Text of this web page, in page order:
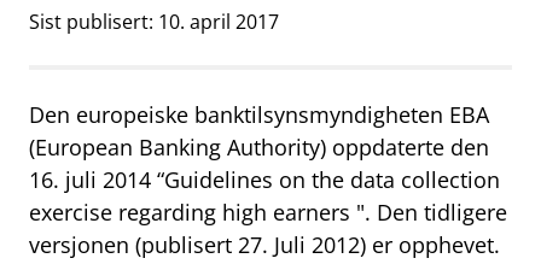
Sist publisert: 10. april 2017
Den europeiske banktilsynsmyndigheten EBA
(European Banking Authority) oppdaterte den
16. juli 2014 “Guidelines on the data collection
exercise regarding high earners ". Den tidligere
versjonen (publisert 27. Juli 2012) er opphevet.